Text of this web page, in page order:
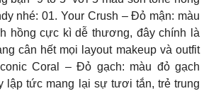
nhé: 01. Your Crush – Đỏ mận: màu
hồng cực kì dễ thương, đây chính là
cân hết mọi layout makeup và outfit
Coral – Đỏ gạch: màu đỏ gạch
lập tức mang lại sự tươi tắn, trẻ trung